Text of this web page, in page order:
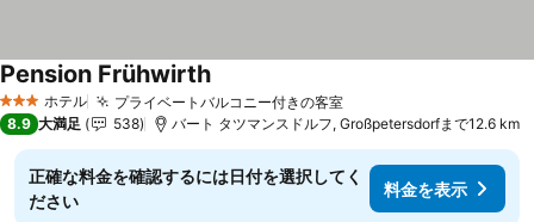
3 ホテルのランク
ホテル プライベートバルコニー付きの客室料金を表示
Pension Frühwirth料金を表示
8.9 大満足 538 バート タツマンスドルフ, Großpetersdorfまで12.6 km
正確な料金を確認するには日付を選択してく
ださい
料金を表示